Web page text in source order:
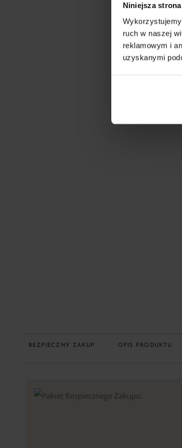
Niniejsza
ruch w naszej
reklamowym i
uzyskanymi
BEZPIECZNY ZAKUP OPIS PRODUKTU